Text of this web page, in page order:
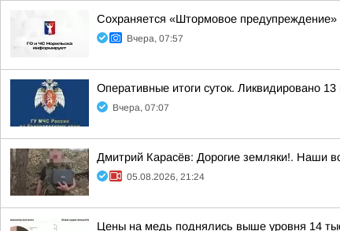
Сохраняется «Штормовое предупреждение»
Вчера, 07:57
Оперативные итоги суток. Ликвидировано
Вчера, 07:07
Дмитрий Карасёв: Дорогие земляки!. Наши
05.08.2026, 21:24
Цены на медь поднялись выше уровня 14